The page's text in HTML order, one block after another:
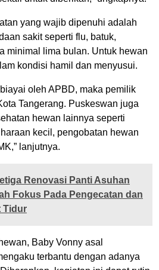
yang wajib dipenuhi adalah
sakit seperti flu, batuk,
minimal lima bulan. Untuk hewan
kondisi hamil dan menyusui.
oleh APBD, maka pemilik
Tangerang. Puskeswan juga
hewan lainnya seperti
kecil, pengobatan hewan
lanjutnya.
Renovasi Panti Asuhan
Fokus Pada Pengecatan dan
Tidur
Baby Vonny asal
terbantu dengan adanya